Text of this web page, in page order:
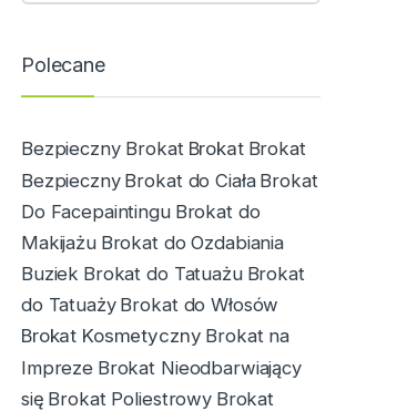
Polecane
Bezpieczny Brokat Brokat Brokat
Bezpieczny Brokat do Ciała Brokat
Do Facepaintingu Brokat do
Makijażu Brokat do Ozdabiania
Buziek Brokat do Tatuażu Brokat
do Tatuaży Brokat do Włosów
Brokat Kosmetyczny Brokat na
Impreze Brokat Nieodbarwiający
się Brokat Poliestrowy Brokat